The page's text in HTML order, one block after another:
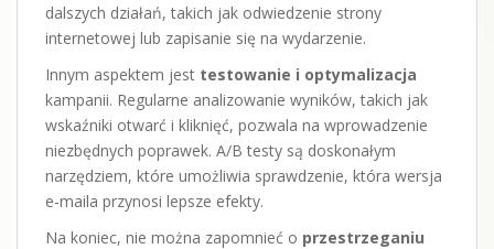
dalszych działań, takich jak odwiedzenie strony
internetowej lub zapisanie się na wydarzenie.
Innym aspektem jest testowanie i optymalizacja
kampanii. Regularne analizowanie wyników, takich jak
wskaźniki otwarć i kliknięć, pozwala na wprowadzenie
niezbędnych poprawek. A/B testy są doskonałym
narzędziem, które umożliwia sprawdzenie, która wersja
e-maila przynosi lepsze efekty.
Na koniec, nie można zapomnieć o przestrzeganiu